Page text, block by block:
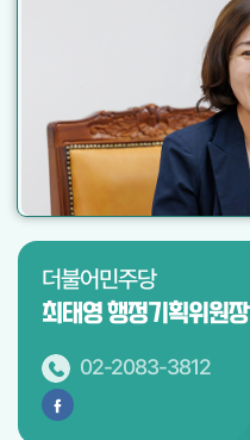
더불어민주당
최태영 행정기획위원장
02-2083-3812